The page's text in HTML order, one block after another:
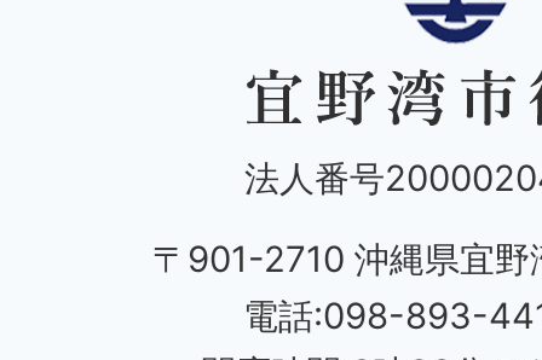
法人番号
〒901-2710 沖縄県宜野
電話:098-893-